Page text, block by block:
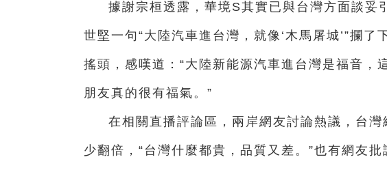
據謝宗桓透露，華境S其實已與台灣方面談妥
世堅一句“大陸汽車進台灣，就像‘木馬屠城’”攔
搖頭，感嘆道：“大陸新能源汽車進台灣是福音
朋友真的很有福氣。”
在相關直播評論區，兩岸網友討論熱議，台
少翻倍，“台灣什麼都貴，品質又差。”也有網友